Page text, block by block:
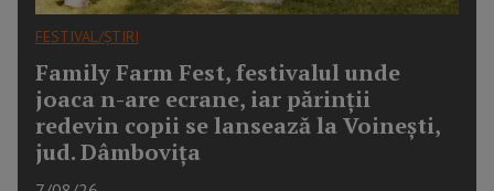
FESTIVAL/ȘTIRI
Family Farm Fest, festivalul unde
joaca n-are ecrane, iar părinții
redevin copii se lansează la Voinești,
jud. Dâmbovița